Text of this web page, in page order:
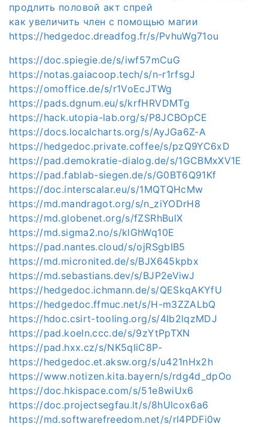
продлить половой акт спрей
как увеличить член с помощью магии
https://hedgedoc.dreadfog.fr/s/PvhuWg71ou
https://doc.spiegie.de/s/iwf57mCuG
https://notas.gaiacoop.tech/s/n-r1rfsgJ
https://omoffice.de/s/r1VoEcJTWg
https://pads.dgnum.eu/s/krfHRVDMTg
https://hack.utopia-lab.org/s/P8JCBOpCE
https://docs.localcharts.org/s/AyJGa6Z-A
https://hedgedoc.private.coffee/s/pzQ9YC6xD
https://pad.demokratie-dialog.de/s/1GCBMxXV1E
https://pad.fablab-siegen.de/s/G0BT6Q91Kf
https://doc.interscalar.eu/s/1MQTQHcMw
https://md.mandragot.org/s/n_ziYODrH8
https://md.globenet.org/s/fZSRhBulX
https://md.sigma2.no/s/klGhWq10E
https://pad.nantes.cloud/s/ojRSgbIB5
https://md.micronited.de/s/BJX645kpbx
https://md.sebastians.dev/s/BJP2eViwJ
https://hedgedoc.ichmann.de/s/QESkqAKYfU
https://hedgedoc.ffmuc.net/s/H-m3ZZALbQ
https://hdoc.csirt-tooling.org/s/4Ib2lqzMDJ
https://pad.koeln.ccc.de/s/9zYtPpTXN
https://pad.hxx.cz/s/NK5qIiC8P-
https://hedgedoc.et.aksw.org/s/u421nHx2h
https://www.notizen.kita.bayern/s/rdg4d_dpOo
https://doc.hkispace.com/s/51e8wiUx6
https://doc.projectsegfau.lt/s/8hUlcox6a6
https://md.softwarefreedom.net/s/rI4PDFi0w